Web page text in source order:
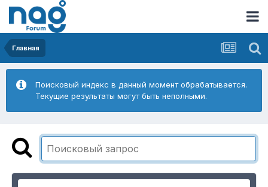
Главная
Поисковый индекс в данный момент обрабатывается.
Текущие результаты могут быть неполными.